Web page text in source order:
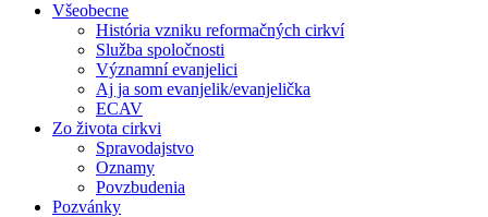
Všeobecne
História vzniku reformačných cirkví
Služba spoločnosti
Významní evanjelici
Aj ja som evanjelik/evanjelička
ECAV
Zo života cirkvi
Spravodajstvo
Oznamy
Povzbudenia
Pozvánky